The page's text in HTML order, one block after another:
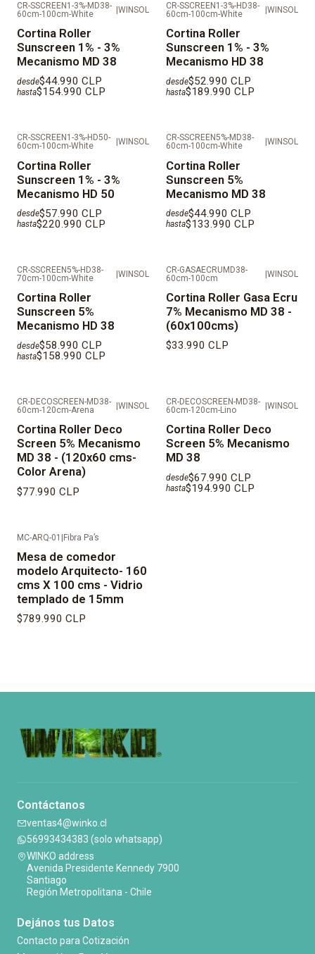
Todas nuestras telas cuentan con:
Retardante al Fuego
Antihongos
Antibacterial
Anti rayos UV
MEDIDAS LOS TIEMPOS DE ENTREGA SON DE 10 DÍAS
HÁBILES.
VALORES REFLEJADOS NO CONSIDERAN
INSTALACIÓN.
PROVINCIAS FUERA DE SANTIAGO SE DEBE COTIZAR
INDEPENDIENTE.
CR-SSCREEN1-3%-MD38-
60cm-100cm-White
WINSOL
Cortina Roller
Sunscreen 1% - 3%
Mecanismo MD 38
desde$44.990 CLP
hasta$154.990 CLP
CR-SSCREEN1-3%-HD38-
60cm-100cm-White
WINSOL
Cortina Roller
Sunscreen 1% - 3%
Mecanismo HD 38
desde$52.990 CLP
hasta$189.990 CLP
CR-SSCREEN1-3%-HD50-
60cm-100cm-White
WINSOL
Cortina Roller
Sunscreen 1% - 3%
Mecanismo HD 50
desde$57.990 CLP
hasta$220.990 CLP
CR-SSCREEN5%-MD38-
60cm-100cm-White
WINSOL
Cortina Roller
Sunscreen 5%
Mecanismo MD 38
desde$44.990 CLP
hasta$133.990 CLP
CR-SSCREEN5%-HD38-
70cm-100cm-White
|WINSOL
Cortina Roller
Sunscreen 5%
Mecanismo HD 38
desde$58.990 CLP
hasta$158.990 CLP
CR-GASAECRUMD38-
60cm-100cm
|WINSOL
Cortina Roller Gasa Ecru
7% Mecanismo MD 38 -
(60x100cms)
$33.990 CLP
CR-DECOSCREEN-MD38-
60cm-120cm-Arena
WINSOL
Cortina Roller Deco
Screen 5% Mecanismo
MD 38 - (120x60 cms-
Color Arena)
$77.990 CLP
CR-DECOSCREEN-MD38-
60cm-120cm-Lino
WINSOL
Cortina Roller Deco
Screen 5% Mecanismo
MD 38
desde$67.990 CLP
hasta$194.990 CLP
MC-ARQ-01 |Fibra Pa’s
Mesa de comedor
modelo Arquitecto- 160
cms X 100 cms - Vidrio
templado de 15mm
$789.990 CLP
Contáctanos
ventas4@winko.cl
56993434383 (solo whatsapp)
WINKO address
Avenida Presidente Kennedy 7900
Santiago
Región Metropolitana - Chile
Dejános tus Datos
Contacto para Cotización